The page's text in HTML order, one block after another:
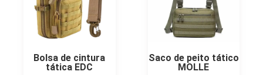
Bolsa de cintura
tática EDC
Saco de peito tático
MOLLE